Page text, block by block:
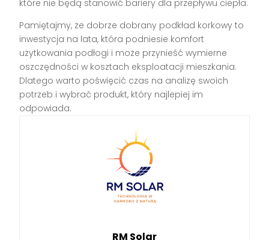
które nie będą stanowić bariery dla przepływu ciepła.
Pamiętajmy, że dobrze dobrany podkład korkowy to
inwestycja na lata, która podniesie komfort
użytkowania podłogi i może przynieść wymierne
oszczędności w kosztach eksploatacji mieszkania.
Dlatego warto poświęcić czas na analizę swoich
potrzeb i wybrać produkt, który najlepiej im
odpowiada.
RM Solar